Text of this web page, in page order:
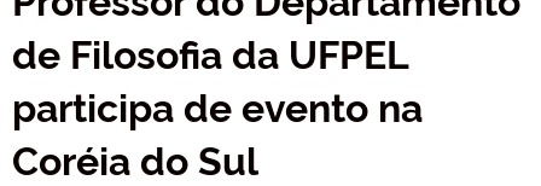
de Filosofia da UFPEL
participa de evento na
Coréia do Sul